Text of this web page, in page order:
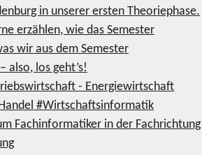
in unserer ersten Theoriephase.
erzählen, wie das Semester
wir aus dem Semester
also, los geht’s!
- Energiewirtschaft
#Wirtschaftsinformatik